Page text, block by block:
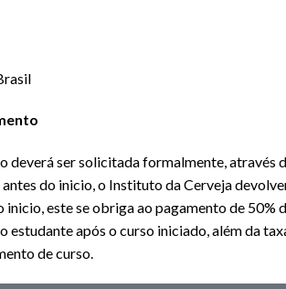
deverá ser solicitada formalmente,
antes do inicio, o Instituto da Cerveja
inicio, este se obriga ao pagamento de
estudante após o curso iniciado, além da
de curso.